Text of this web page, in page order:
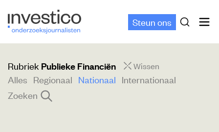
Steun ons
Rubriek Publieke Financiën Wissen
Alles Regionaal Nationaal Internationaal
Zoeken